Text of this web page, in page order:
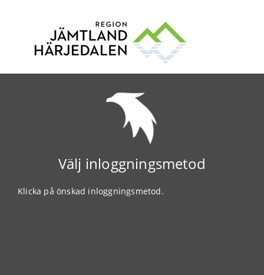
Välj inloggningsmetod
Klicka på önskad inloggningsmetod.